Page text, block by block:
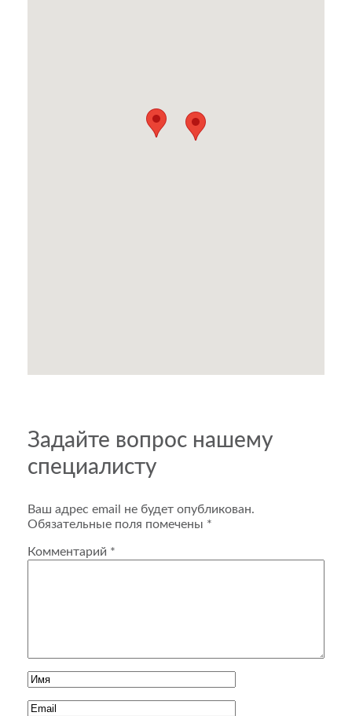
Задайте вопрос нашему
специалисту
Ваш адрес email не будет опубликован.
Обязательные поля помечены *
Комментарий *